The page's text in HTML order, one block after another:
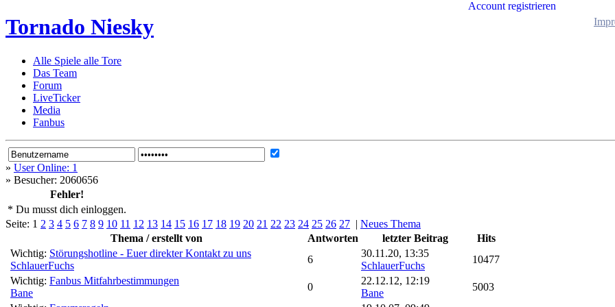
Tornado Niesky
Alle Spiele alle Tore
Das Team
Forum
LiveTicker
Media
Fanbus
Account registrieren
» User Online: 1
» Besucher: 2060656
Fehler!
* Du musst dich einloggen.
Seite: 1 2 3 4 5 6 7 8 9 10 11 12 13 14 15 16 17 18 19 20 21 22 23 24 25 26 27 | Neues Thema
Thema / erstellt von
Antworten letzter Beitrag
Hits
Wichtig: Störungshotline - Euer direkter Kontakt zu uns
SchlauerFuchs
6
30.11.20, 13:35
SchlauerFuchs
10477
Wichtig: Fanbus Mitfahrbestimmungen
Bane
0
22.12.12, 12:19
Bane
5003